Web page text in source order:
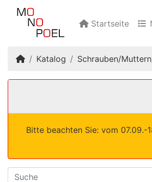
Startseite
Startseite
Katalog Schrauben/
Bitte beachten Sie: vom